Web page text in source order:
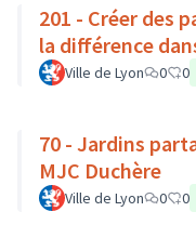
201 - Créer des
la différence
Ville de Lyon 0 0
70 - Jardins
MJC Duchère
Ville de Lyon 0 0